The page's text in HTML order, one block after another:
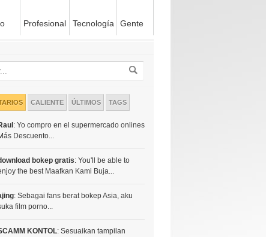
Profesional Tecnología Gente
CALIENTE ÚLTIMOS TAGS
: Yo compro en el supermercado onlines
Descuento...
bokep gratis: You'll be able to
the best Maafkan Kami Buja...
: Sebagai fans berat bokep Asia, aku
film porno...
KONTOL: Sesuaikan tampilan